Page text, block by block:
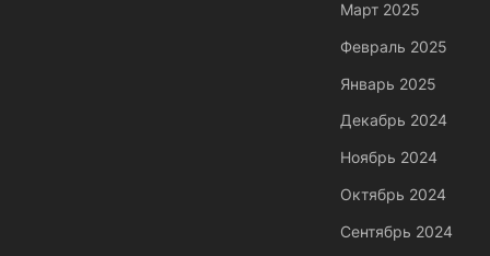
Март 2025
Февраль 2025
Январь 2025
Декабрь 2024
Ноябрь 2024
Октябрь 2024
Сентябрь 2024